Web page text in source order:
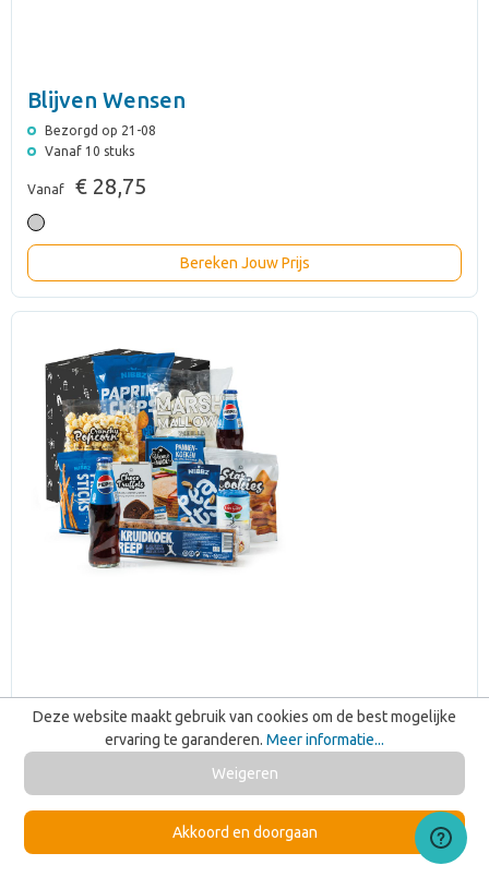
Blijven Wensen
Bezorgd op 21-08
Vanaf 10 stuks
Vanaf € 28,75
Bereken Jouw Prijs
Deze website maakt gebruik van cookies om de best mogelijke
ervaring te garanderen. Meer informatie...
Weigeren
Akkoord en doorgaan